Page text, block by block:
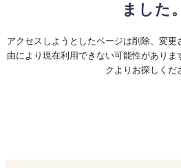
ました。
アクセスしようとしたページは削除、変
由により現在利用できない可能性があり
クよりお探しくだ